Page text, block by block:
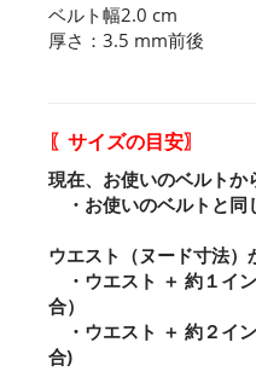
ベルト幅2.0 cm
厚さ：3.5 mm前後
〖サイズの目安〗
現在、お使いのベルトか
・お使いのベルトと同
ウエスト（ヌード寸法）
・ウエスト ＋ 約１イ
合）
・ウエスト ＋ 約２イ
合)